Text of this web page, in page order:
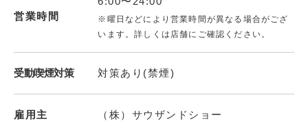
営業時間
※曜日などにより営業時間が異なる場合がござ
います。詳しくは店舗にご確認ください。
受動喫煙対策 対策あり(禁煙)
雇用主 （株）サウザンドショー